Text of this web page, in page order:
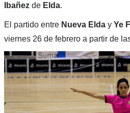
Ibañezde Elda.
El partido entreNueva Elday Ye
viernes 26 de febrero a partir de